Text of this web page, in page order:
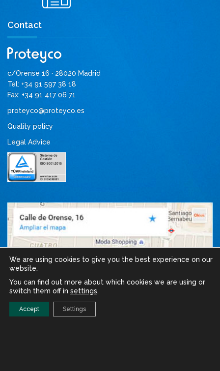
Contact
c/Orense 16 · 28020 Madrid
Tel: +34 91 597 38 18
Fax: +34 91 417 06 71
proteyco@proteyco.es
Quality policy
Legal Advice
We are using cookies to give you the best experience on our
website.
You can find out more about which cookies we are using or
switch them off in settings.
Accept Settings